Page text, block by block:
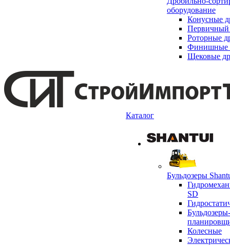
оборудование
Конусные
Первичный
Роторные
Финишные
Щековые
Каталог
Бульдозеры
SD
Бульдозеры-
Колесные